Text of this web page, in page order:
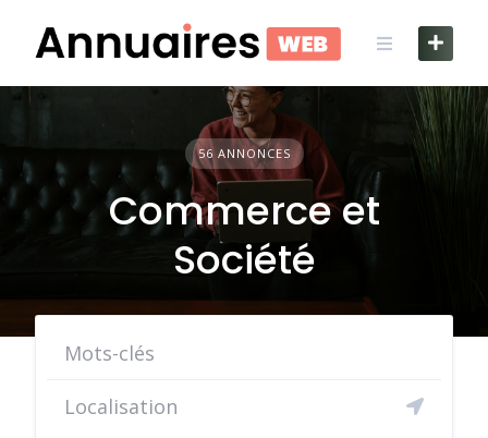
content
56 ANNONCES
Commerce et
Société